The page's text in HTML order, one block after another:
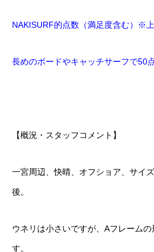
NAKISURF的点数（満足度含む）※
長めのボードやキャッチサーフで50点
【概況・スタッフコメント】
一宮周辺、快晴、オフショア、サイ
後。
ウネリは小さいですが、Aフレーム
す。